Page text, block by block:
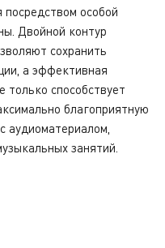
особой
Двойной контур
сохранить
а эффективная
только способствует
благоприятную
аудиоматериалом,
занятий.